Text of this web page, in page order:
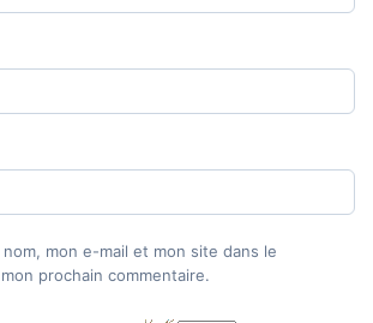
mon e-mail et mon site dans le
prochain commentaire.